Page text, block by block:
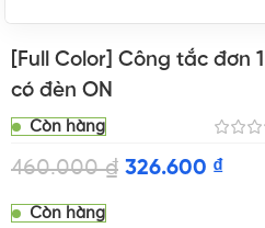
[Full Color] Công tắc đơn
có đèn ON
Còn hàng
460.000₫ 326.600 ₫
Còn hàng